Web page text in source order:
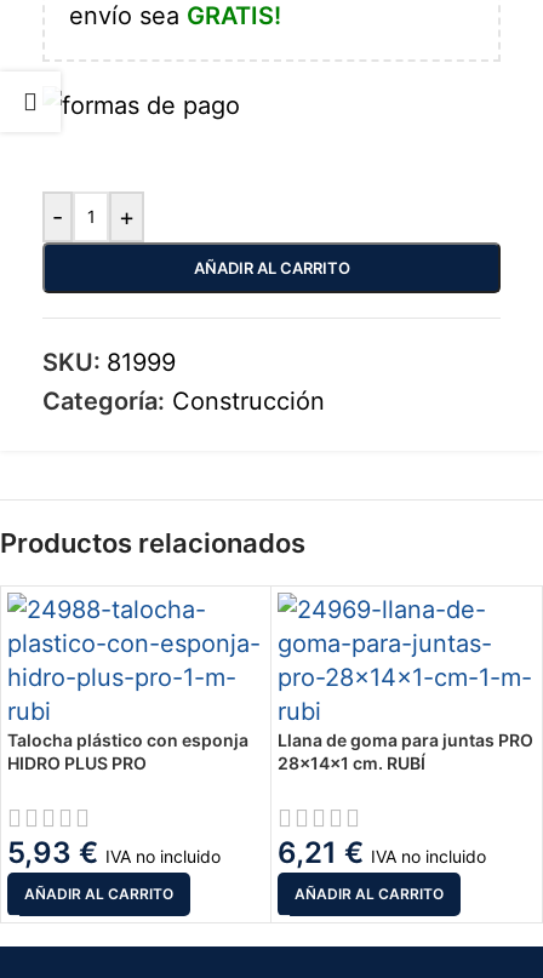
envío sea GRATIS!
- +
AÑADIR AL CARRITO
SKU: 81999
Categoría: Construcción
Productos relacionados
Talocha plástico con esponja
HIDRO PLUS PRO
5,93 € IVA no incluido
AÑADIR AL CARRITO
Llana de goma para juntas PRO
28x14x1 cm. RUBÍ
6,21 € IVA no incluido
AÑADIR AL CARRITO